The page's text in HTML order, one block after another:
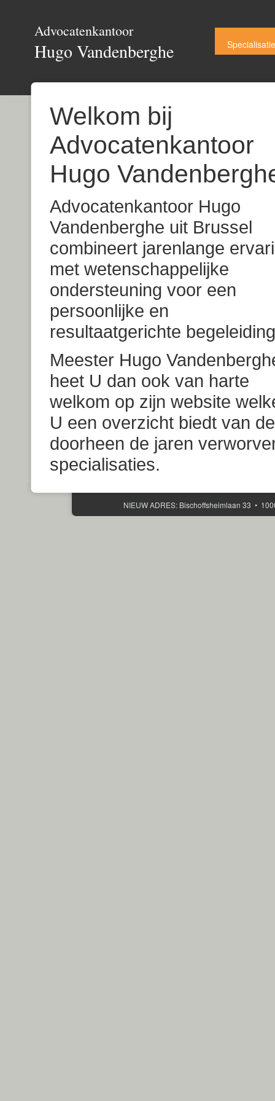
Advocatenkantoor
Hugo Vandenberghe
Welkom bij
Advocatenkantoor
Hugo
Advocatenkantoor Hugo
Vandenberghe uit Brussel
combineert jarenlange
met wetenschappelijke
ondersteuning voor een
persoonlijke en
resultaatgerichte
Meester Hugo
heet U dan ook van harte
welkom op zijn website
U een overzicht biedt van de
doorheen de jaren
specialisaties.
NIEUW ADRES: Bischoffsheimlaan 33 •